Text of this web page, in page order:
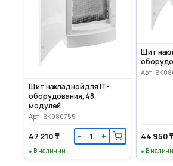
Щит накладной для IT-
оборудования, 48
модулей
Арт: BK080755--
47 210 ₸ − +
В наличии
Щит
Арт:
44 950
В